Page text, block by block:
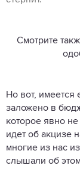
Смотрите
Но вот,
заложено в
которое явно
идет об акцизе
многие из нас
слышали об